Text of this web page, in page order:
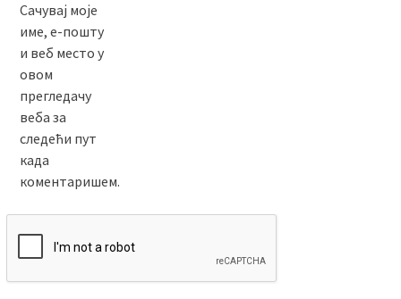
Сачувај моје
име, е-пошту
и веб место у
овом
прегледачу
веба за
следећи пут
када
коментаришем.